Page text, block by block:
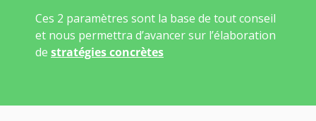
Ces 2 paramètres sont la base de tout conseil
et nous permettra d’avancer sur l’élaboration
de stratégies concrètes